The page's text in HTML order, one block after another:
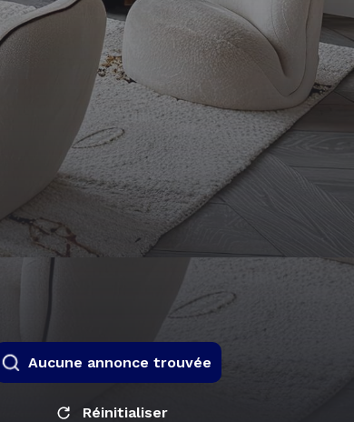
Aucune annonce trouvée
Réinitialiser